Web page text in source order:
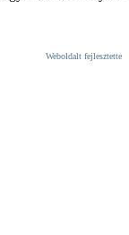
Weboldalt fejlesztette